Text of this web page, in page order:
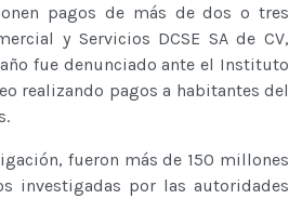
pagos de más de dos o tres
y Servicios DCSE SA de CV,
fue denunciado ante el Instituto
realizando pagos a habitantes del
fueron más de 150 millones
investigadas por las autoridades